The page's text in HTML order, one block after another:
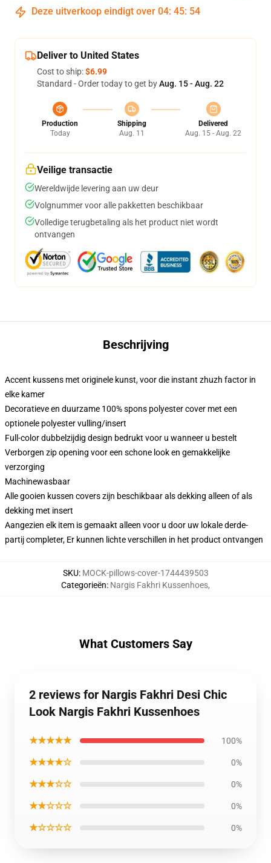
Deze uitverkoop eindigt over 04: 45: 53
Deliver to United States
Cost to ship:$6.99
Standard - Order today to get byAug. 15 - Aug. 22
Production
Today
Shipping
Aug. 11
Delivered
Aug. 15 - Aug. 22
Veilige transactie
Wereldwijde levering aan uw deur
Volgnummer voor alle pakketten beschikbaar
Volledige terugbetaling als het product niet wordt
ontvangen
Beschrijving
Accent kussens met originele kunst, voor die instant zhuzh factor in
elke kamer
Decoratieve en duurzame 100% spons polyester cover met een
optionele polyester vulling/insert
Full-color dubbelzijdig design bedrukt voor u wanneer u bestelt
Verborgen zip opening voor een schone look en gemakkelijke
verzorging
Machinewasbaar
Alle gooien kussen covers zijn beschikbaar als dekking alleen of als
dekking met insert
Aangezien elk item is gemaakt alleen voor u door uw lokale derde-
partij completer, Er kunnen lichte verschillen in het product ontvangen
SKU: MOCK-pillows-cover-1744439503
Categorieën: Nargis Fakhri Kussenhoes,
What Customers Say
2 reviews for Nargis Fakhri Desi Chic
Look Nargis Fakhri Kussenhoes
★★★★★ 100%
★★★★☆ 0%
★★★☆☆ 0%
★★☆☆☆ 0%
★☆☆☆☆ 0%